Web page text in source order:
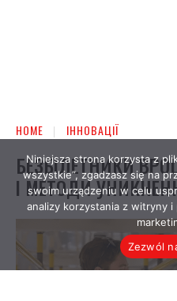
Niniejsza strona korzysta z
wszystkie”, zgadzasz się na
swoim urządzeniu w celu
analizy korzystania z witryny i
Zezwól